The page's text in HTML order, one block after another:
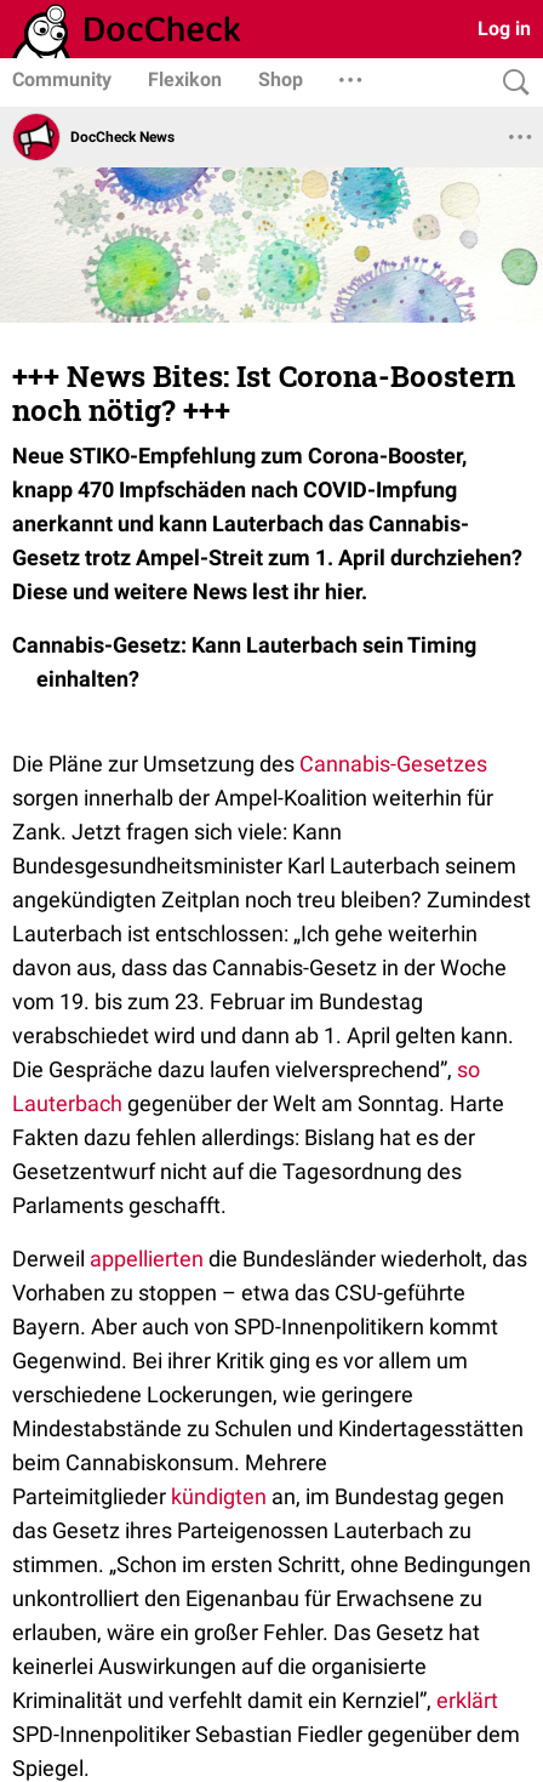
Log in
Community Flexikon Shop
DocCheck News
+++ News Bites: Ist Corona-Boostern
noch nötig? +++
Neue STIKO-Empfehlung zum Corona-Booster,
knapp 470 Impfschäden nach COVID-Impfung
anerkannt und kann Lauterbach das Cannabis-
Gesetz trotz Ampel-Streit zum 1. April durchziehen?
Diese und weitere News lest ihr hier.
Cannabis-Gesetz: Kann Lauterbach sein Timing
einhalten?
Die Pläne zur Umsetzung des Cannabis-Gesetzes
sorgen innerhalb der Ampel-Koalition weiterhin für
Zank. Jetzt fragen sich viele: Kann
Bundesgesundheitsminister Karl Lauterbach seinem
angekündigten Zeitplan noch treu bleiben? Zumindest
Lauterbach ist entschlossen: „Ich gehe weiterhin
davon aus, dass das Cannabis-Gesetz in der Woche
vom 19. bis zum 23. Februar im Bundestag
verabschiedet wird und dann ab 1. April gelten kann.
Die Gespräche dazu laufen vielversprechend”, so
Lauterbach gegenüber der Welt am Sonntag. Harte
Fakten dazu fehlen allerdings: Bislang hat es der
Gesetzentwurf nicht auf die Tagesordnung des
Parlaments geschafft.
Derweil appellierten die Bundesländer wiederholt, das
Vorhaben zu stoppen – etwa das CSU-geführte
Bayern. Aber auch von SPD-Innenpolitikern kommt
Gegenwind. Bei ihrer Kritik ging es vor allem um
verschiedene Lockerungen, wie geringere
Mindestabstände zu Schulen und Kindertagesstätten
beim Cannabiskonsum. Mehrere
Parteimitglieder kündigten an, im Bundestag gegen
das Gesetz ihres Parteigenossen Lauterbach zu
stimmen. „Schon im ersten Schritt, ohne Bedingungen
unkontrolliert den Eigenanbau für Erwachsene zu
erlauben, wäre ein großer Fehler. Das Gesetz hat
keinerlei Auswirkungen auf die organisierte
Kriminalität und verfehlt damit ein Kernziel”, erklärt
SPD-Innenpolitiker Sebastian Fiedler gegenüber dem
Spiegel.